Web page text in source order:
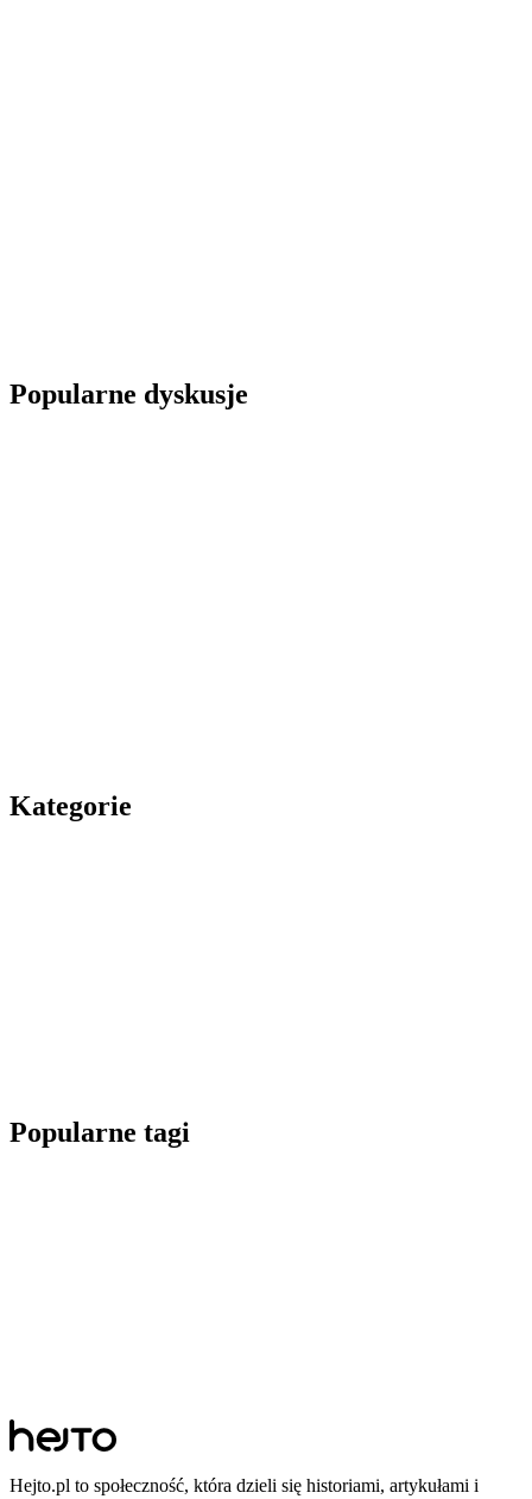
Popularne dyskusje
Kategorie
Popularne tagi
Hejto.pl to społeczność, która dzieli się historiami, artykułami i